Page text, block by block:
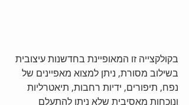
בקולקצייה זו המאופיינת בחדשנות עיצובית
בשילוב מסורת, ניתן למצוא מאפיינים של
נפח, תיפורים, ידיות רחבות, תיאטרליות
ונוכחות מאסיבית שלא ניתן להתעלם